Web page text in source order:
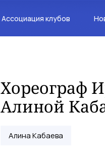
Ассоциация клубов
Хореограф
Алиной
Алина Кабаева